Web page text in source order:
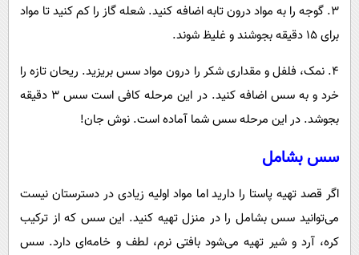
۳. گوجه را به مواد درون تابه اضافه کنید. شعله گاز را کم کنید تا مواد
برای ۱۵ دقیقه بجوشند و غلیظ شوند.
۴. نمک، فلفل و مقداری شکر را درون مواد سس بریزید. ریحان تازه را
خرد و به سس اضافه کنید. در این مرحله کافی است سس ۳ دقیقه
بجوشد. در این مرحله سس شما آماده است. نوش جان!
سس بشامل
اگر قصد تهیه پاستا را دارید اما مواد اولیه زیادی در دسترستان نیست
می‌توانید سس بشامل را در منزل تهیه کنید. این سس که از ترکیب
کره، آرد و شیر تهیه می‌شود بافتی نرم، لطف و خامه‌ای دارد. سس